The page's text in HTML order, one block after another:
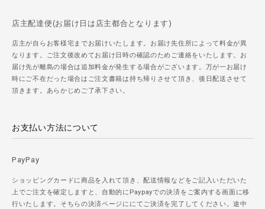
店主配達便(お届け日は店主都合となります)
店主が自らお客様宅までお届けいたします。お届け先住所によって料金が異
なります。ご注文後改めてお届け日時の確認のためご連絡をいたします。お
届け先が離島の場合は追加料金が発生する場合がございます。万が一お届け
時にご不在だった場合はご注文書籍は持ち帰りさせて頂き、後日配送させて
頂きます。あらかじめご了承下さい。
お支払い方法について
PayPay
ショッピングカードに商品を入れて頂き、配送情報などをご記入いただいた
上でご注文を確定しますと、自動的にPaypayでの決済をご案内する画面に移
行いたします。そちらの決済ページににてご決済を完了してください。途中